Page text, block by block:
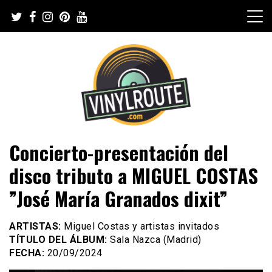
content
VinylRoute
Concierto-presentación del
disco tributo a MIGUEL COSTAS
”José María Granados dixit”
ARTISTAS: Miguel Costas y artistas invitados
TÍTULO DEL ÁLBUM: Sala Nazca (Madrid)
FECHA: 20/09/2024